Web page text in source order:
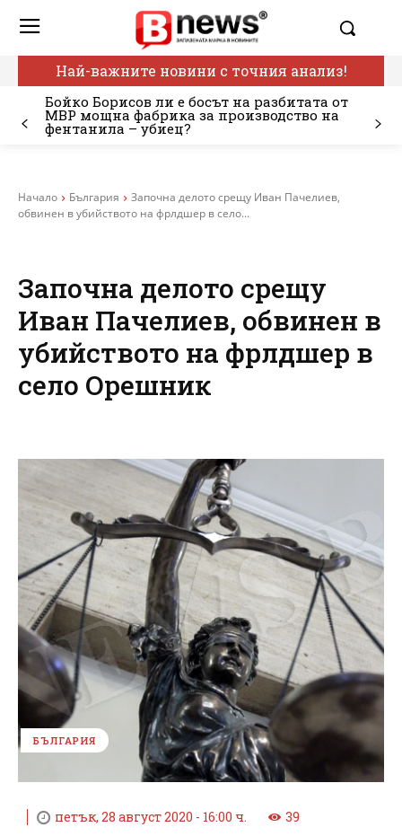
Най-важните новини с точния анализ!
Бойко Борисов ли е босът на разбитата от
МВР мощна фабрика за производство на
фентанила – убиец?
Начало България
Започна делото срещу Иван Пачелиев,
обвинен в убийството на фрлдшер в село...
Започна делото срещу
Иван Пачелиев, обвинен в
убийството на фрлдшер в
село Орешник
БЪЛГАРИЯ
петък, 28 август 2020 - 16:00 ч. 39